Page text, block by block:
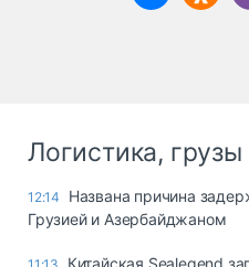
Логистика, грузы
12:14
Названа причина
Грузией и Азербайджаном
Китайская Sealegend